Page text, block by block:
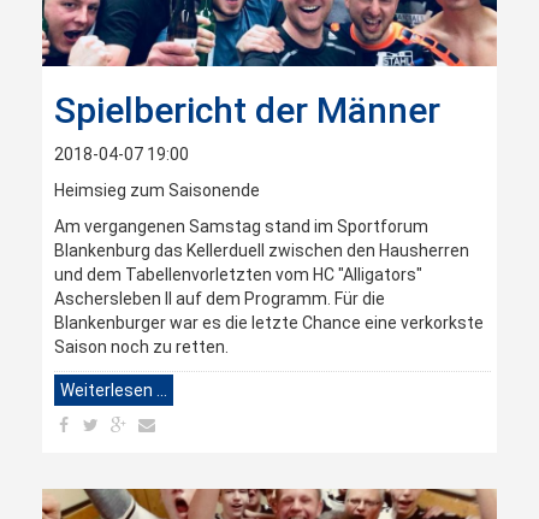
Spielbericht der Männer
2018-04-07 19:00
Heimsieg zum Saisonende
Am vergangenen Samstag stand im Sportforum
Blankenburg das Kellerduell zwischen den Hausherren
und dem Tabellenvorletzten vom HC "Alligators"
Aschersleben II auf dem Programm. Für die
Blankenburger war es die letzte Chance eine verkorkste
Saison noch zu retten.
Weiterlesen …